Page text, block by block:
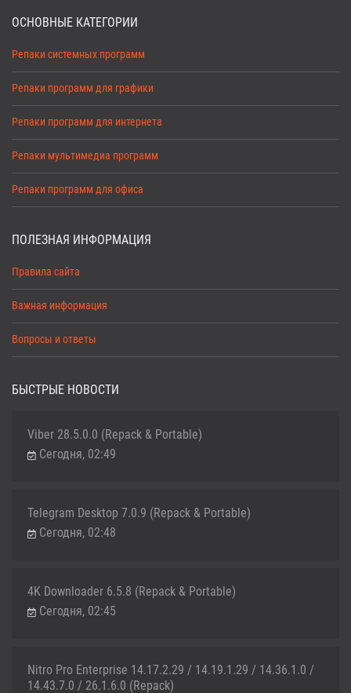
ОСНОВНЫЕ КАТЕГОРИИ
Репаки системных программ
Репаки программ для графики
Репаки программ для интернета
Репаки мультимедиа программ
Репаки программ для офиса
ПОЛЕЗНАЯ ИНФОРМАЦИЯ
Правила сайта
Важная информация
Вопросы и ответы
БЫСТРЫЕ НОВОСТИ
Viber 28.5.0.0 (Repack & Portable)
Сегодня, 02:49
Telegram Desktop 7.0.9 (Repack & Portable)
Сегодня, 02:48
4K Downloader 6.5.8 (Repack & Portable)
Сегодня, 02:45
Nitro Pro Enterprise 14.17.2.29 / 14.19.1.29 / 14.36.1.0 /
14.43.7.0 / 26.1.6.0 (Repack)